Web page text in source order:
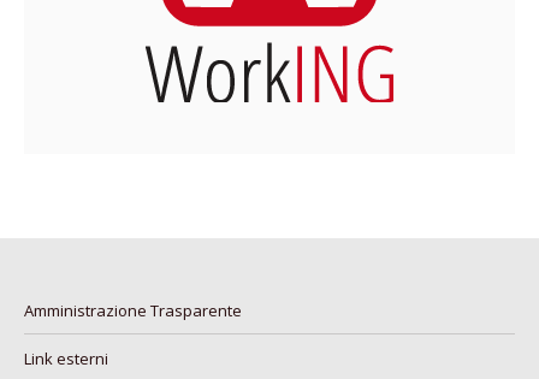
Amministrazione Trasparente
Link esterni